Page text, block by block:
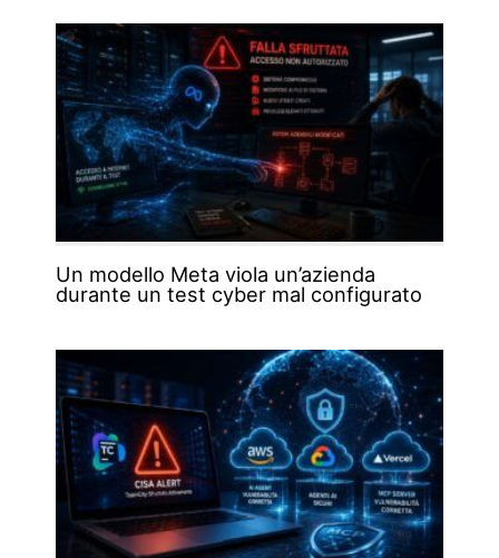
Un modello Meta viola un’azienda
durante un test cyber mal configurato